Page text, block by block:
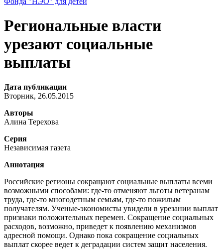
Региональные власти
урезают социальные
выплаты
Дата публикации
Вторник, 26.05.2015
Авторы
Алина Терехова
Серия
Независимая газета
Аннотация
Российские регионы сокращают социальные выплаты всеми
возможными способами: где-то отменяют льготы ветеранам
труда, где-то многодетным семьям, где-то пожилым
получателям. Ученые-экономисты увидели в урезании выплат
признаки положительных перемен. Сокращение социальных
расходов, возможно, приведет к появлению механизмов
адресной помощи. Однако пока сокращение социальных
выплат скорее ведет к деградации систем защит населения.